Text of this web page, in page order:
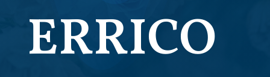
ERRICO